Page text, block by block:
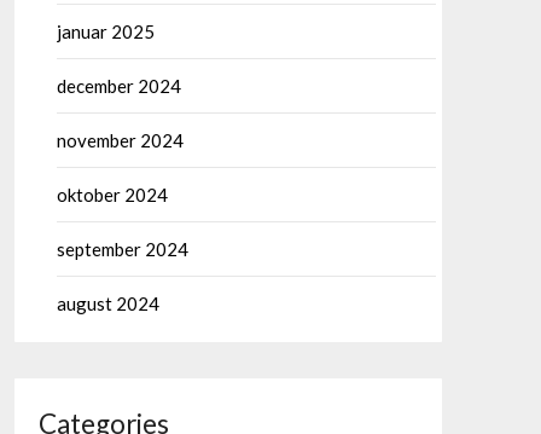
januar 2025
december 2024
november 2024
oktober 2024
september 2024
august 2024
Categories